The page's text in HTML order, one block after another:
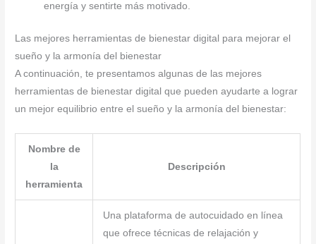
energía y sentirte más motivado.
Las mejores herramientas de bienestar digital para mejorar el
sueño y la armonía del bienestar
A continuación, te presentamos algunas de las mejores
herramientas de bienestar digital que pueden ayudarte a lograr
un mejor equilibrio entre el sueño y la armonía del bienestar:
Nombre de
la
herramienta
Descripción
Una plataforma de autocuidado en línea
que ofrece técnicas de relajación y